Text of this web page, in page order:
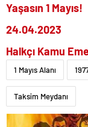
Yaşasın 1 Mayıs!
24.04.2023
Halkçı Kamu
1 Mayıs Alanı
Taksim Meydanı